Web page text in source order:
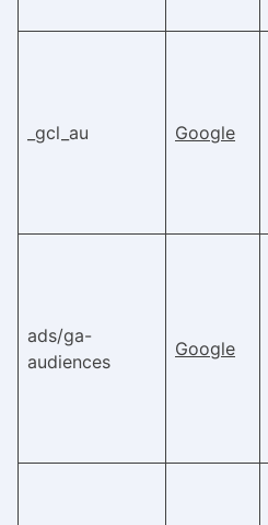
_gcl_au Google
ads/ga-
audiences
Google